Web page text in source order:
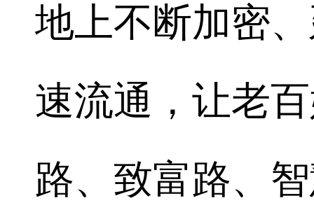
地上不断加密
速流通，让老
路、致富路、